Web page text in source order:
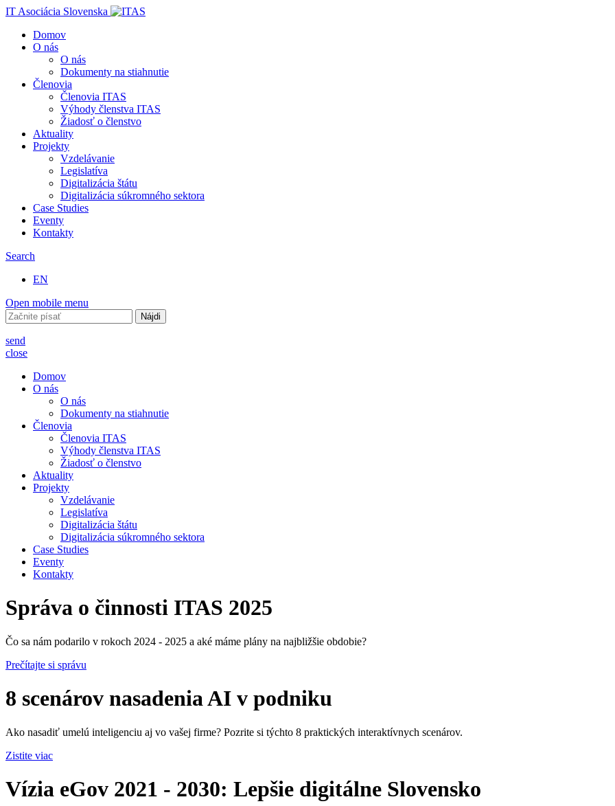
IT Asociácia Slovenska
Domov
O nás
O nás
Dokumenty na stiahnutie
Členovia
Členovia ITAS
Výhody členstva ITAS
Žiadosť o členstvo
Aktuality
Projekty
Vzdelávanie
Legislatíva
Digitalizácia štátu
Digitalizácia súkromného sektora
Case Studies
Eventy
Kontakty
Search
EN
Open mobile menu
Hľadať:
send
close
Domov
O nás
O nás
Dokumenty na stiahnutie
Členovia
Členovia ITAS
Výhody členstva ITAS
Žiadosť o členstvo
Aktuality
Projekty
Vzdelávanie
Legislatíva
Digitalizácia štátu
Digitalizácia súkromného sektora
Case Studies
Eventy
Kontakty
Správa o činnosti ITAS 2025
Čo sa nám podarilo v rokoch 2024 - 2025 a aké máme plány na najbližšie obdobie?
Prečítajte si správu
8 scenárov nasadenia AI v podniku
Ako nasadiť umelú inteligenciu aj vo vašej firme? Pozrite si týchto 8 praktických interaktívnych scenárov.
Zistite viac
Vízia eGov 2021 - 2030: Lepšie digitálne Slovensko